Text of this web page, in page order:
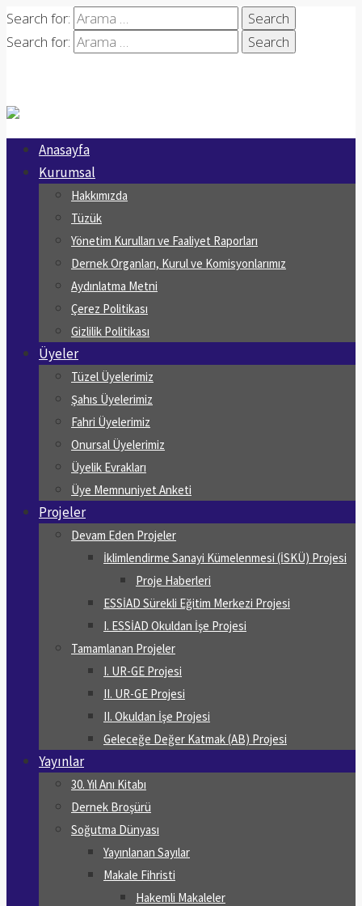
Search for:
Search for:
Anasayfa
Kurumsal
Hakkımızda
Tüzük
Yönetim Kurulları ve Faaliyet Raporları
Dernek Organları, Kurul ve Komisyonlarımız
Aydınlatma Metni
Çerez Politikası
Gizlilik Politikası
Üyeler
Tüzel Üyelerimiz
Şahıs Üyelerimiz
Fahri Üyelerimiz
Onursal Üyelerimiz
Üyelik Evrakları
Üye Memnuniyet Anketi
Projeler
Devam Eden Projeler
İklimlendirme Sanayi Kümelenmesi (İSKÜ) Projesi
Proje Haberleri
ESSİAD Sürekli Eğitim Merkezi Projesi
I. ESSİAD Okuldan İşe Projesi
Tamamlanan Projeler
I. UR-GE Projesi
II. UR-GE Projesi
II. Okuldan İşe Projesi
Geleceğe Değer Katmak (AB) Projesi
Yayınlar
30. Yıl Anı Kitabı
Dernek Broşürü
Soğutma Dünyası
Yayınlanan Sayılar
Makale Fihristi
Hakemli Makaleler